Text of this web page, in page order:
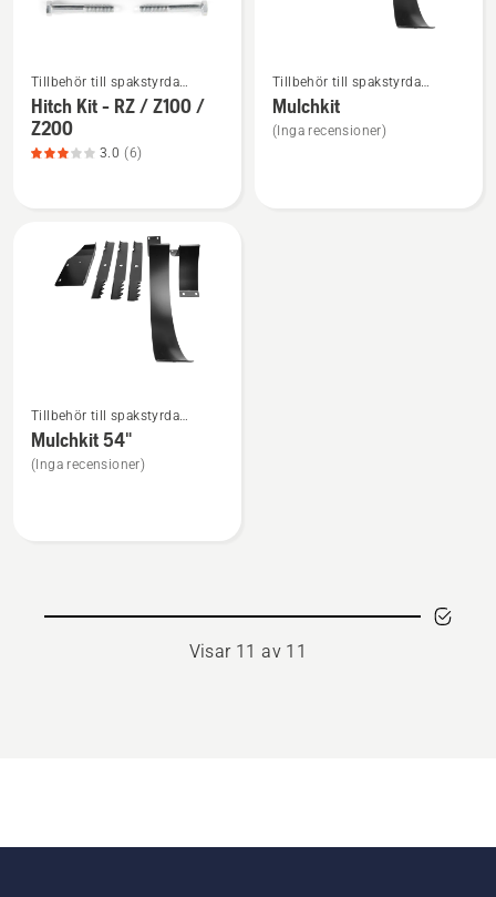
mer
information
om
av
Tillbehör till spakstyrda
åkgräsklippare
Hitch Kit - RZ / Z100 /
Z200
3.0 (6)
mer
information
om
Tillbehör till spakstyrda
åkgräsklippare
Mulchkit
(Inga recensioner)
mer
information
om
Tillbehör till spakstyrda
åkgräsklippare
Mulchkit 54"
(Inga recensioner)
Visar 11 av 11